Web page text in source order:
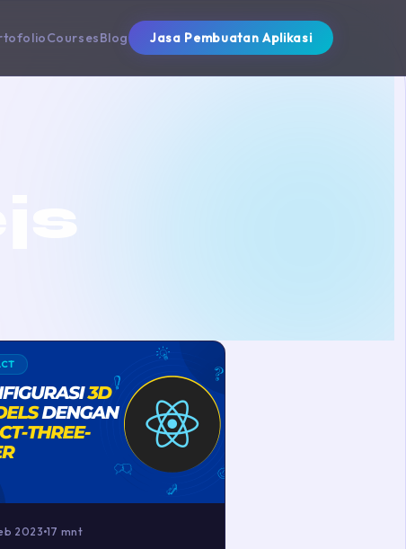
CoursesBlog Jasa Pembuatan Aplikasi
2023 17 mnt